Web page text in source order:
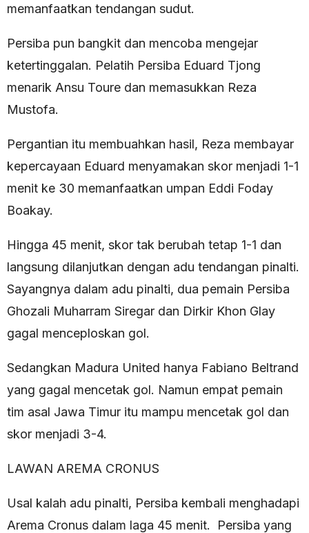
memanfaatkan tendangan sudut.
Persiba pun bangkit dan mencoba mengejar
ketertinggalan. Pelatih Persiba Eduard Tjong
menarik Ansu Toure dan memasukkan Reza
Mustofa.
Pergantian itu membuahkan hasil, Reza membayar
kepercayaan Eduard menyamakan skor menjadi 1-1
menit ke 30 memanfaatkan umpan Eddi Foday
Boakay.
Hingga 45 menit, skor tak berubah tetap 1-1 dan
langsung dilanjutkan dengan adu tendangan pinalti.
Sayangnya dalam adu pinalti, dua pemain Persiba
Ghozali Muharram Siregar dan Dirkir Khon Glay
gagal menceploskan gol.
Sedangkan Madura United hanya Fabiano Beltrand
yang gagal mencetak gol. Namun empat pemain
tim asal Jawa Timur itu mampu mencetak gol dan
skor menjadi 3-4.
LAWAN AREMA CRONUS
Usal kalah adu pinalti, Persiba kembali menghadapi
Arema Cronus dalam laga 45 menit. Persiba yang